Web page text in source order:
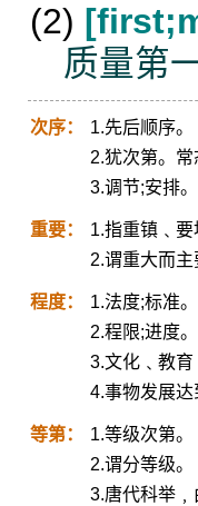
(2)
质量第
次序：
1.先后顺序。
2.犹次第。常
3.调节;安排。
重要：
1.指重镇﹑要
2.谓重大而主
程度：
1.法度;标准。
2.程限;进度。
3.文化﹑教育
4.事物发展达
等第：
1.等级次第。
2.谓分等级。
3.唐代科举﹐